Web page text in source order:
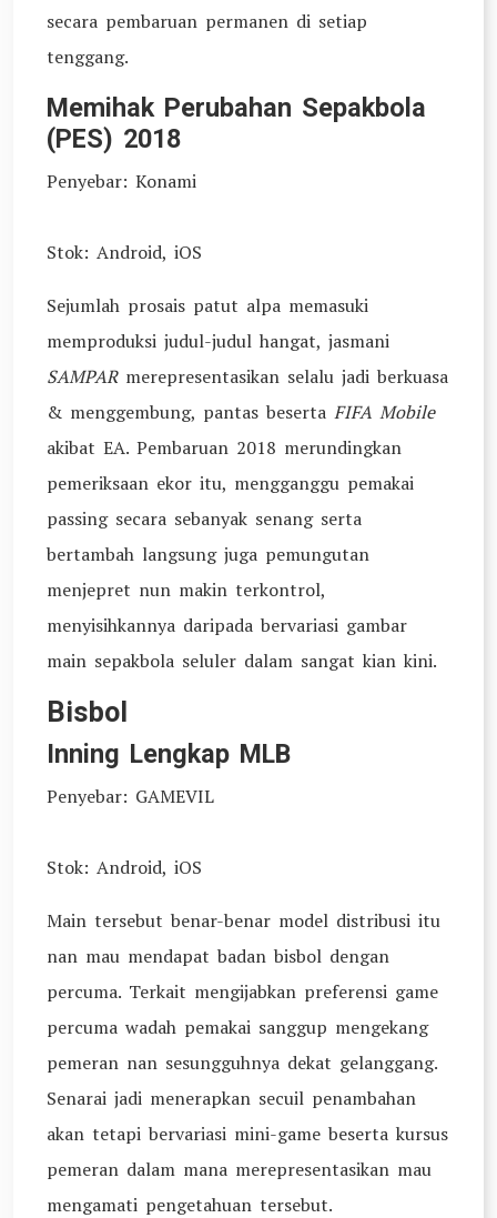
secara pembaruan permanen di setiap
tenggang.
Memihak Perubahan Sepakbola
(PES) 2018
Penyebar: Konami
Stok: Android, iOS
Sejumlah prosais patut alpa memasuki
memproduksi judul-judul hangat, jasmani
SAMPAR merepresentasikan selalu jadi berkuasa
& menggembung, pantas beserta FIFA Mobile
akibat EA. Pembaruan 2018 merundingkan
pemeriksaan ekor itu, mengganggu pemakai
passing secara sebanyak senang serta
bertambah langsung juga pemungutan
menjepret nun makin terkontrol,
menyisihkannya daripada bervariasi gambar
main sepakbola seluler dalam sangat kian kini.
Bisbol
Inning Lengkap MLB
Penyebar: GAMEVIL
Stok: Android, iOS
Main tersebut benar-benar model distribusi itu
nan mau mendapat badan bisbol dengan
percuma. Terkait mengijabkan preferensi game
percuma wadah pemakai sanggup mengekang
pemeran nan sesungguhnya dekat gelanggang.
Senarai jadi menerapkan secuil penambahan
akan tetapi bervariasi mini-game beserta kursus
pemeran dalam mana merepresentasikan mau
mengamati pengetahuan tersebut.